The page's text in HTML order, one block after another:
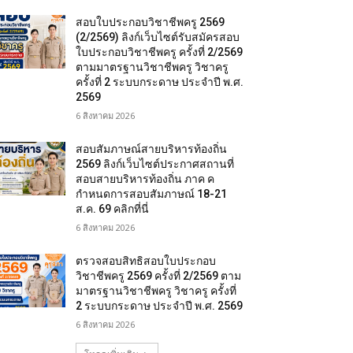
สอบใบประกอบวิชาชีพครู 2569
(2/2569) ลิงก์เว็บไซต์รับสมัครสอบ
ใบประกอบวิชาชีพครู ครั้งที่ 2/2569
ตามมาตรฐานวิชาชีพครู วิชาครู
ครั้งที่ 2 ระบบกระดาษ ประจำปี พ.ศ.
2569
6 สิงหาคม 2026
สอบสัมภาษณ์สายบริหารท้องถิ่น
2569 ลิงก์เว็บไซต์ประกาศสถานที่
สอบสายบริหารท้องถิ่น ภาค ค
กำหนดการสอบสัมภาษณ์ 18-21
ส.ค. 69 คลิกที่นี่
6 สิงหาคม 2026
ตรวจสอบสิทธิสอบใบประกอบ
วิชาชีพครู 2569 ครั้งที่ 2/2569 ตาม
มาตรฐานวิชาชีพครู วิชาครู ครั้งที่
2 ระบบกระดาษ ประจำปี พ.ศ. 2569
6 สิงหาคม 2026